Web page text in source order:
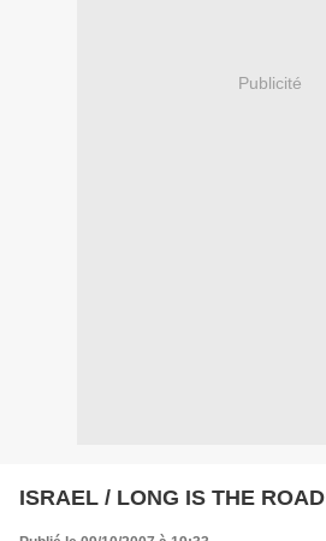
Publicité
ISRAEL / LONG IS THE ROAD